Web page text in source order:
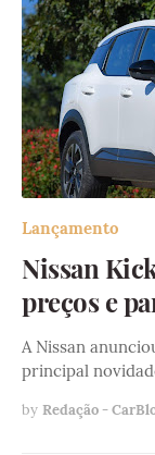
Lançamento
Nissan
preços e
A Nissan
principal
by Redação -